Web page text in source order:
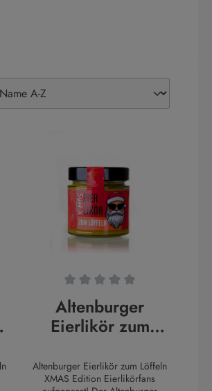
von 0 von 5 Sternen
Durchschnittliche Bewertung von 0
Altenburger
Eierlikör zum
Edition
Altenburger Eierlikör zum Löffeln
XMAS Edition Eierlikörfans